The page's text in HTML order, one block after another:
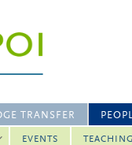
TRANSFER
EVENTS